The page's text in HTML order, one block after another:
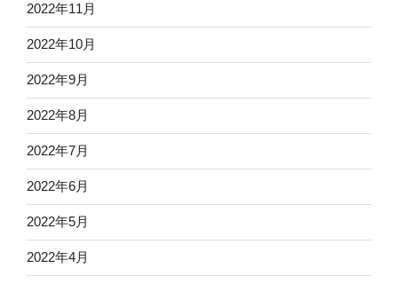
2022年11月
2022年10月
2022年9月
2022年8月
2022年7月
2022年6月
2022年5月
2022年4月